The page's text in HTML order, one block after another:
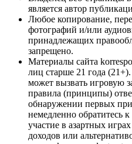
является автор
Любое копирование,
фотографий и/или
принадлежащих
запрещено.
Материалы сайта
лиц старше 21 года
может вызвать игровую
правила (принципы)
обнаружении первых
немедленно обратитесь
участие в азартных
доходов или